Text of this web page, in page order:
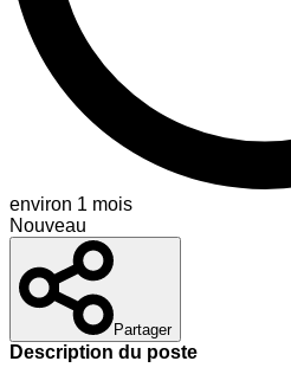
environ 1 mois
Nouveau
Partager
Description du poste